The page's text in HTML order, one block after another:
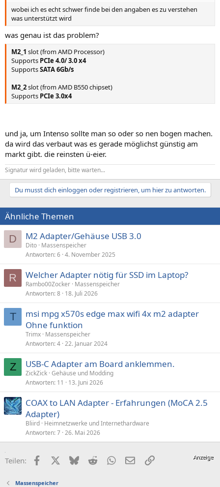
wobei ich es echt schwer finde bei den angaben es zu verstehen
was unterstützt wird
was genau ist das problem?
M2_1 slot (from AMD Processor)
Supports PCIe 4.0/ 3.0 x4
SupportsSATA 6Gb/s
M2_2slot (from AMD B550 chipset)
Supports PCIe 3.0x4
und ja, um Intenso sollte man so oder so nen bogen machen.
da wird das verbaut was es gerade möglichst günstig am
markt gibt. die reinsten ü-eier.
Signatur wird geladen, bitte warten...
Du musst dich einloggen oder registrieren, um hier zu antworten.
Ähnliche Themen
D M2 Adapter/Gehäuse USB 3.0
Dito Massenspeicher
Antworten 6 4. November 2025
R Welcher Adapter nötig für SSD im Laptop?
Rambo00Zocker Massenspeicher
Antworten 8 18. Juli 2026
T
msi mpg x570s edge max wifi 4x m2 adapter
Ohne funktion
Trimx Massenspeicher
Antworten 4 22. Januar 2024
Z USB-C Adapter am Board anklemmen.
ZickZick Gehäuse und Modding
Antworten 11 13. Juni 2026
COAX to LAN Adapter - Erfahrungen (MoCA 2.5
Adapter)
Bliird Heimnetzwerke und Internethardware
Antworten 7 26. Mai 2026
Teilen: FacebookX (Twitter)
BlueskyRedditWhatsApp
E-MailLink
Massenspeicher